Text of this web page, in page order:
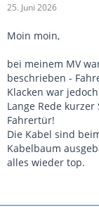
25. Juni 2026
Moin moin,
bei meinem MV
beschrieben -
Klacken war
Lange Rede
Fahrertür!
Die Kabel sind
Kabelbaum
alles wieder top.